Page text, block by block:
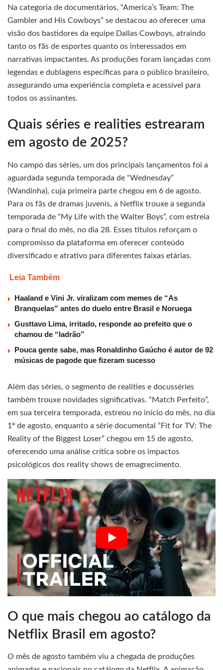
Na categoria de documentários, “America’s Team: The
Gambler and His Cowboys” se destacou ao oferecer uma
visão dos bastidores da equipe Dallas Cowboys, atraindo
tanto os fãs de esportes quanto os interessados em
narrativas impactantes. As produções foram lançadas com
legendas e dublagens específicas para o público brasileiro,
assegurando uma experiência completa e acessível para
todos os assinantes.
Quais séries e realities estrearam
em agosto de 2025?
No campo das séries, um dos principais lançamentos foi a
aguardada segunda temporada de “Wednesday”
(Wandinha), cuja primeira parte chegou em 6 de agosto.
Para os fãs de dramas juvenis, a Netflix trouxe a segunda
temporada de “My Life with the Walter Boys”, com estreia
para o final do mês, no dia 28. Esses títulos reforçam o
compromisso da plataforma em oferecer conteúdo
diversificado e atrativo para diferentes faixas etárias.
Leia Também
Haaland e Vini Jr. viralizam com memes de “As
Branquelas” antes do duelo entre Brasil e Noruega
Gusttavo Lima, irritado, responde ao prefeito que o
chamou de “ladrão”
Pouca gente sabe, mas Ronaldinho Gaúcho é autor de 92
músicas de pagode que fizeram sucesso
Além das séries, o segmento de realities e docusséries
também trouxe novidades significativas. “Match Perfeito”,
em sua terceira temporada, estreou no início do mês, no dia
1º de agosto, enquanto a série documental “Fit for TV: The
Reality of the Biggest Loser” chegou em 15 de agosto,
oferecendo uma análise crítica sobre os impactos
psicológicos dos reality shows de emagrecimento.
O que mais chegou ao catálogo da
Netflix Brasil em agosto?
O mês de agosto também viu a chegada de produções